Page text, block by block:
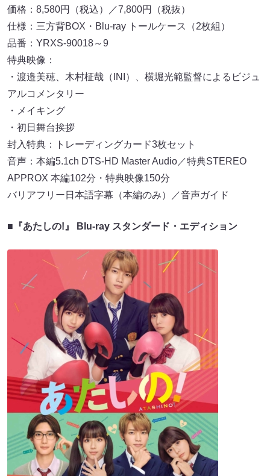
価格：8,580円（税込）／7,800円（税抜）
仕様：三方背BOX・Blu-ray トールケース（2枚組）
品番：YRXS-90018～9
特典映像：
・渡邉美穂、木村柾哉（INI）、横堀光範監督によるビジュ
アルコメンタリー
・メイキング
・初日舞台挨拶
封入特典：トレーディングカード3枚セット
音声：本編5.1ch DTS-HD Master Audio／特典STEREO
APPROX 本編102分・特典映像150分
バリアフリー日本語字幕（本編のみ）／音声ガイド
■ 『あたしの!』 Blu-ray スタンダード・エディション